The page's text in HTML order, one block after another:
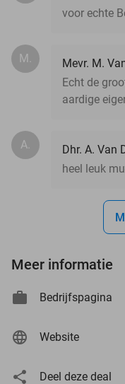
voor echte
M.
Mevr. M.
Echt de
aardige
A.
Dhr. A. Van
heel leuk
Meer informatie
Bedrijfspagina
Website
Deel deze deal